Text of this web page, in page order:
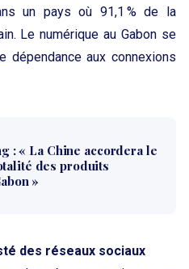
un pays où 91,1 % de la
Le numérique au Gabon se
dépendance aux connexions
: « La Chine accordera le
des produits
»
des réseaux sociaux